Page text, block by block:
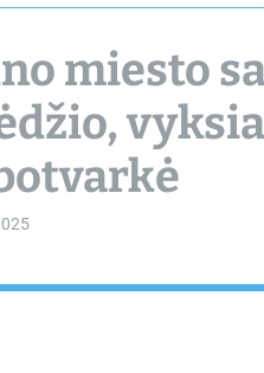
miesto